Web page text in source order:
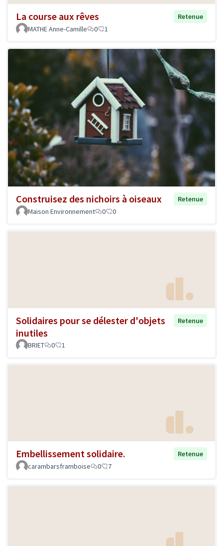
La course aux rêves
Retenue
MATHE Anne-Camille
0 1
Construisez des nichoirs à oiseaux
Retenue
Maison Environnement
0 0
Solidaires pour se délester d'objets
inutiles
Retenue
BRIET 0 1
Embellissement solidaire.
Retenue
carambarsframboise
0 7